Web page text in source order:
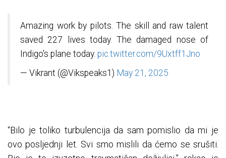
Amazing work by pilots. The skill and raw talent
saved 227 lives today. The damaged nose of
Indigo's plane today. pic.twitter.com/9Uxtff1Jno
— Vikrant (@Vikspeaks1) May 21, 2025
“Bilo je toliko turbulencija da sam pomislio da mi je
ovo posljednji let. Svi smo mislili da ćemo se srušiti.